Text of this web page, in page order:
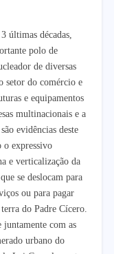
últimas décadas,
polo de
de diversas
setor do comércio e
e equipamentos
multinacionais e a
evidências deste
o expressivo
e verticalização da
se deslocam para
ou para pagar
do Padre Cícero.
com as
urbano do